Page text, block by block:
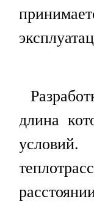
длина